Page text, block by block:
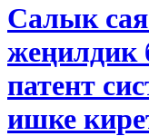
Салык
жеңилдик
патент
ишке